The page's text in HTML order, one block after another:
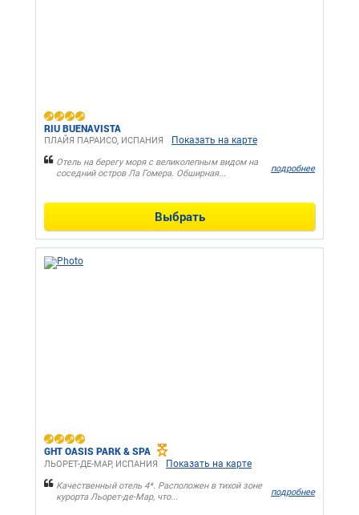
RIU BUENAVISTA
ПЛАЙЯ ПАРАИСО, ИСПАНИЯ Показать на карте
Отель на берегу моря с великолепным видом на
соседний остров Ла Гомера. Обширная...
подробнее
Выбрать
GHT OASIS PARK & SPA
ЛЬОРЕТ-ДЕ-МАР, ИСПАНИЯ Показать на карте
Качественный отель 4*. Расположен в тихой зоне
курорта Льорет-де-Мар, что...
подробнее